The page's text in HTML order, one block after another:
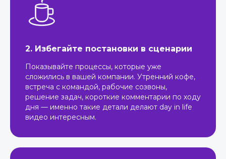
2. Избегайте постановки в сценарии
Показывайте процессы, которые уже
сложились в вашей компании. Утренний кофе,
встреча с командой, рабочие созвоны,
решение задач, короткие комментарии по ходу
дня — именно такие детали делают day in life
видео интересным.